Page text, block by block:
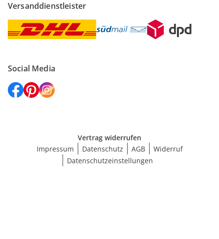
Versanddienstleister
Social Media
Vertrag widerrufen
Impressum
Datenschutz AGB
Widerruf
Datenschutzeinstellungen